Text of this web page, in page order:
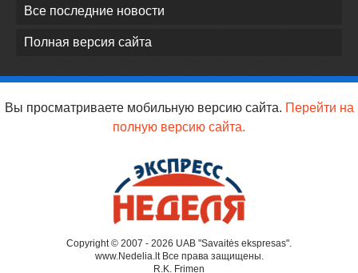
Все последние новости
Полная версия сайта
Вы просматриваете мобильную версию сайта. Перейти на
полную версию сайта.
Copyright © 2007 - 2026 UAB "Savaitės ekspresas".
www.Nedelia.lt Все права защищены.
R.K. Frimen